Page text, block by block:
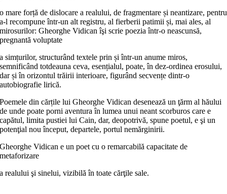
o mare forță de dislocare a realului, de fragmentare și neantizare, pentru
a-l recompune într-un alt registru, al fierberii patimii și, mai ales, al
mirosurilor: Gheorghe Vidican îşi scrie poezia într-o neascunsă,
pregnantă voluptate
a simțurilor, structurând textele prin și într-un anume miros,
semnificând totdeauna ceva, esențialul, poate, în dez-ordinea erosului,
dar și în orizontul trăirii interioare, figurând secvențe dintr-o
autobiografie lirică.
Poemele din cărțile lui Gheorghe Vidican de­senează un ţărm al hăului
de unde poate porni aventura în lumea unui neant scorburos care e
capătul, limita pustiei lui Cain, dar, deopo­trivă, spune poetul, e şi un
potenţial nou început, departele, por­tul nemărginirii.
Gheorghe Vidican e un poet cu o remarcabilă capacitate de
metaforizare
a realului şi sinelui, vizibilă în toate cărţile sale.